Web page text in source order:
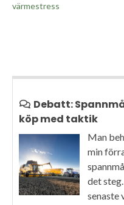
värmestress
Debatt:
köp med taktik
Man
min
det
senaste